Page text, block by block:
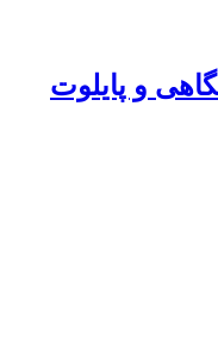
و پایلوت